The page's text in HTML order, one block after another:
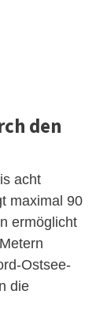
den
acht
maximal 90
ermöglicht
Ostsee-
die